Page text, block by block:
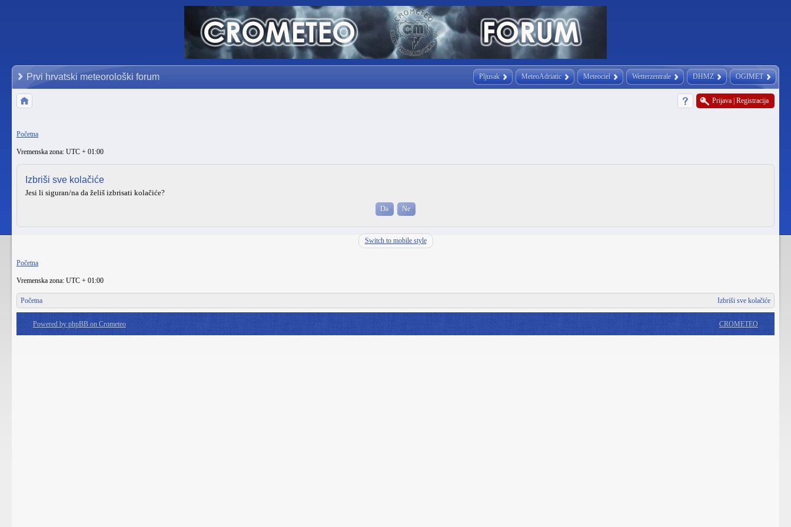
Pljusak MeteoAdriatic Meteociel Wetterzentrale DHMZ OGIMET
Prvi hrvatski meteorološki forum
Prijava Registracija
Početna
Vremenska zona: UTC + 01:00
Izbriši sve kolačiće
Jesi li siguran/na da želiš izbrisati kolačiće?
Switch to mobile style
Početna
Vremenska zona: UTC + 01:00
Početna Izbriši sve kolačiće
Powered by phpBB on Crometeo CROMETEO